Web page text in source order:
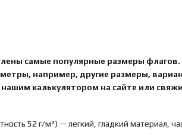
самые популярные размеры флагов.
например, другие размеры,
калькулятором на сайте или
52 г/м²) — легкий, гладкий материал,